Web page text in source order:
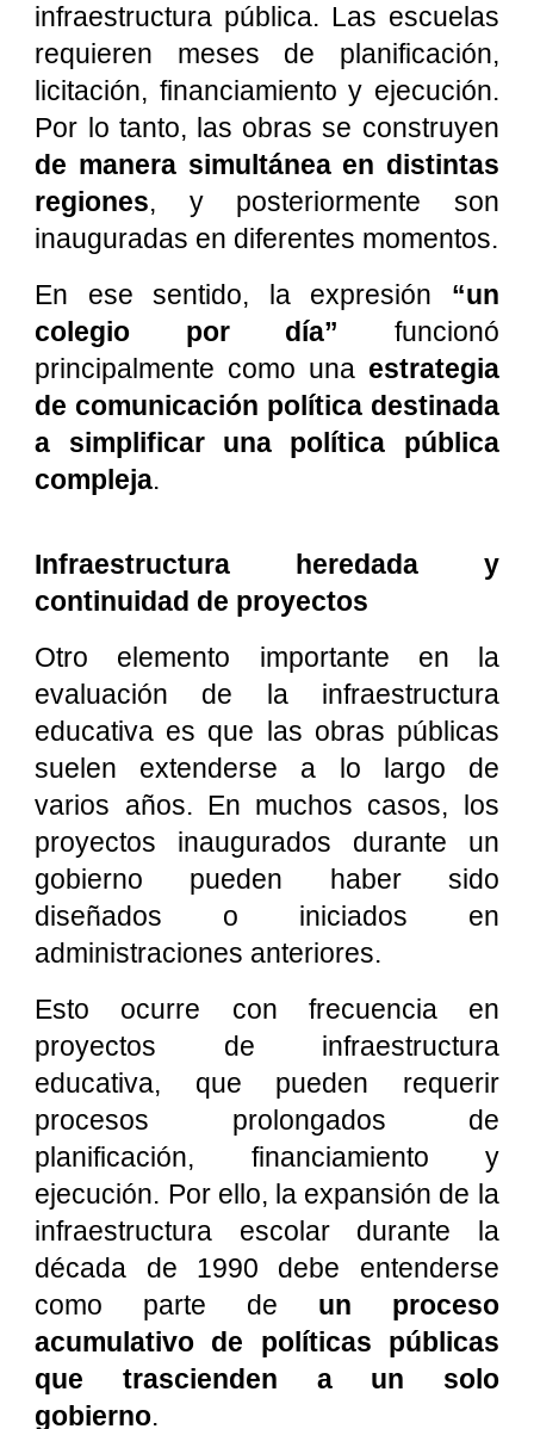
infraestructura pública. Las escuelas
requieren meses de planificación,
licitación, financiamiento y ejecución.
Por lo tanto, las obras se construyen
de manera simultánea en distintas
regiones, y posteriormente son
inauguradas en diferentes momentos.
En ese sentido, la expresión “un
colegio por día” funcionó
principalmente como una estrategia
de comunicación política destinada
a simplificar una política pública
compleja.
Infraestructura heredada y
continuidad de proyectos
Otro elemento importante en la
evaluación de la infraestructura
educativa es que las obras públicas
suelen extenderse a lo largo de
varios años. En muchos casos, los
proyectos inaugurados durante un
gobierno pueden haber sido
diseñados o iniciados en
administraciones anteriores.
Esto ocurre con frecuencia en
proyectos de infraestructura
educativa, que pueden requerir
procesos prolongados de
planificación, financiamiento y
ejecución. Por ello, la expansión de la
infraestructura escolar durante la
década de 1990 debe entenderse
como parte de un proceso
acumulativo de políticas públicas
que trascienden a un solo
gobierno.